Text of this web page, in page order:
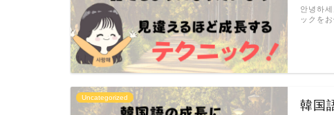
안녕하
ックを
Uncategorized
韓国